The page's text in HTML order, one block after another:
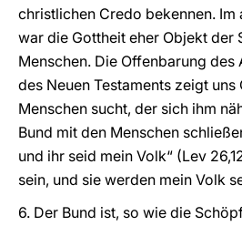
christlichen Credo bekennen. Im
war die Gottheit eher Objekt der
Menschen. Die Offenbarung des
des Neuen Testaments zeigt uns
Menschen sucht, der sich ihm
Bund mit den Menschen
und ihr seid mein Volk“ (Lev
sein, und sie werden mein Volk
6. Der Bund ist, so wie die